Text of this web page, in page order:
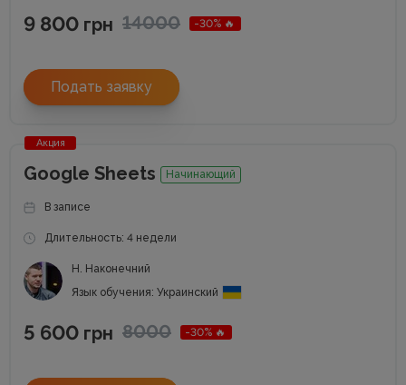
9 800 грн 14000 -30% 🔥
Подать заявку
Акция
Google Sheets Начинающий
В записе
Длительность: 4 недели
Н. Наконечний
Язык обучения: Украинский
5 600 грн 8000 -30% 🔥